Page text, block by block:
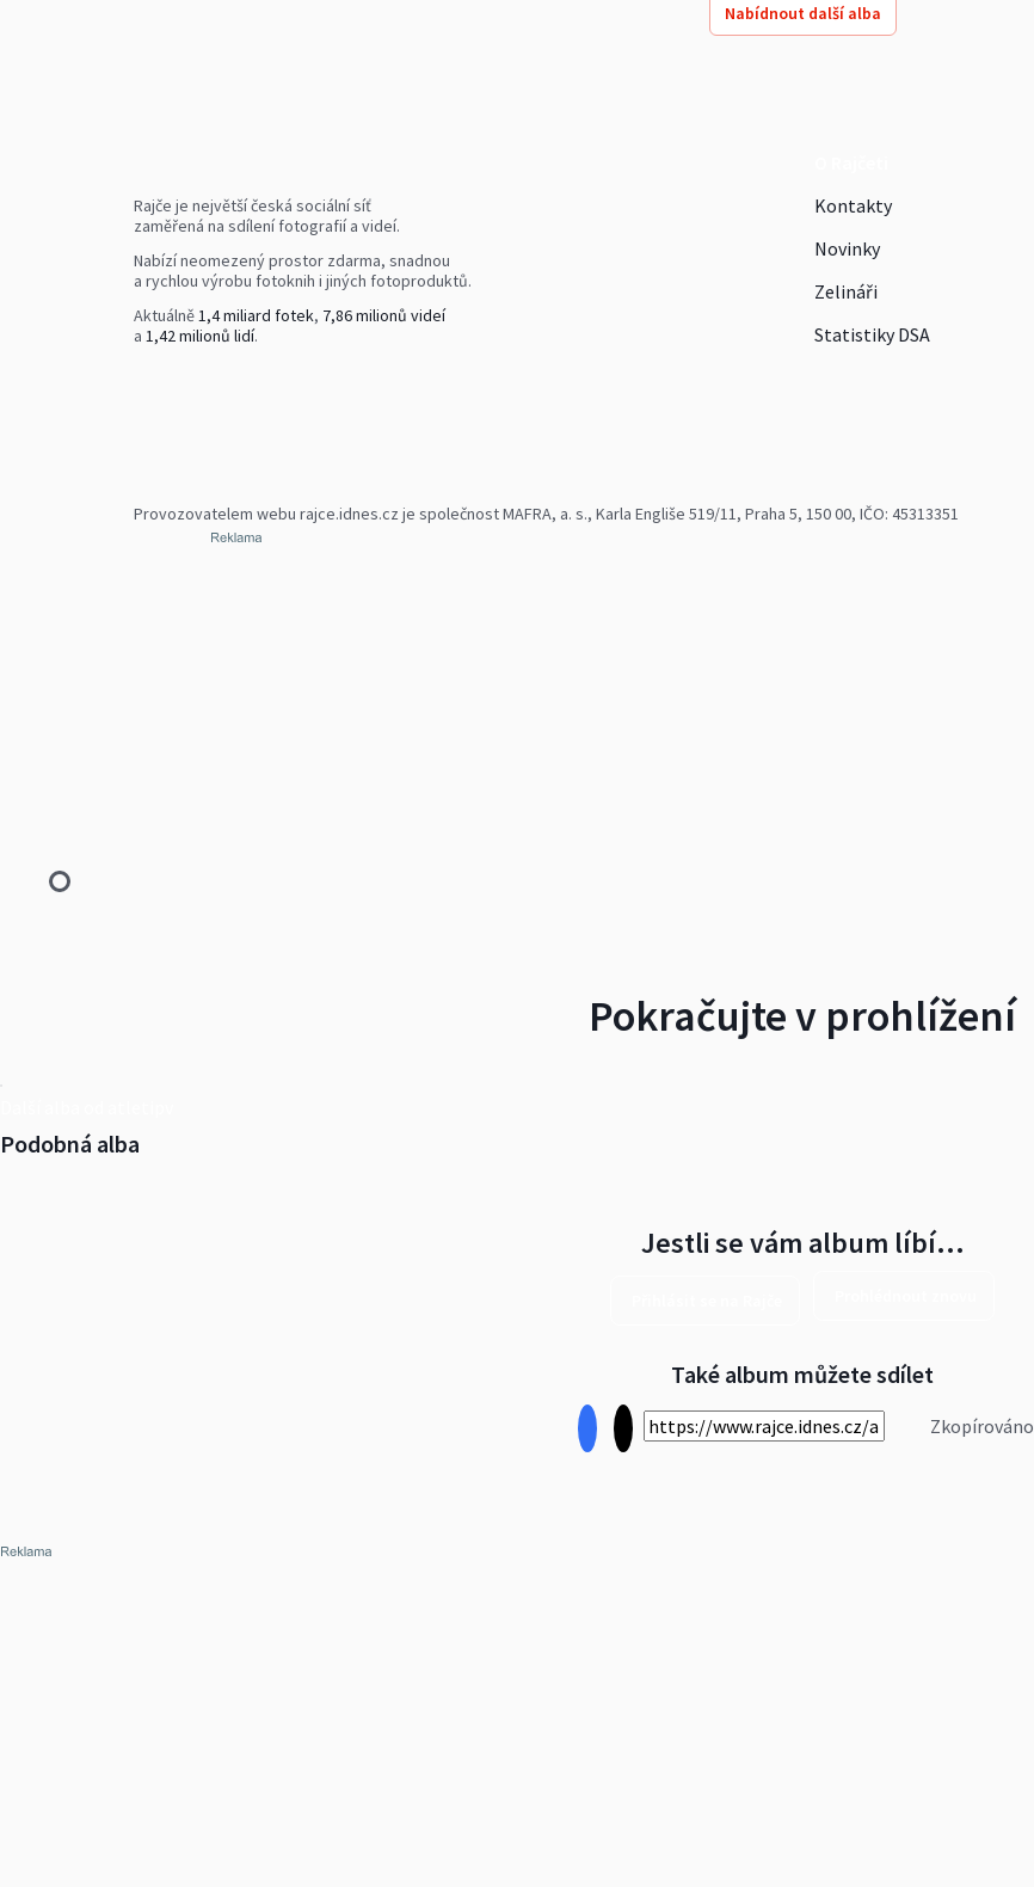
Nabídnout další alba
Rajče je největší česká sociální síť
zaměřená na sdílení fotografií a videí.
Nabízí neomezený prostor zdarma, snadnou
a rychlou výrobu fotoknih i jiných fotoproduktů.
Aktuálně1,4 miliard fotek, 7,86 milionů videí
a 1,42 milionů lidí.
Kontakty
Novinky
Zelináři
Statistiky DSA
Provozovatelem webu rajce.idnes.cz je společnost MAFRA, a. s., Karla Engliše 519/11, Praha 5, 150 00, IČO: 45313351
Pokračujte v prohlížení
Podobná alba
Jestli se vám album líbí…
Také album můžete sdílet
Zkopírováno